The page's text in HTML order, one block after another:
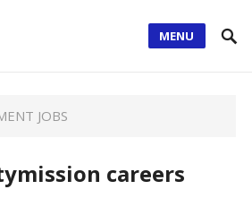
MENU
JOBS
careers